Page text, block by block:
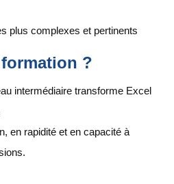
plus complexes et pertinents
?
intermédiaire transforme Excel
en rapidité et en capacité à